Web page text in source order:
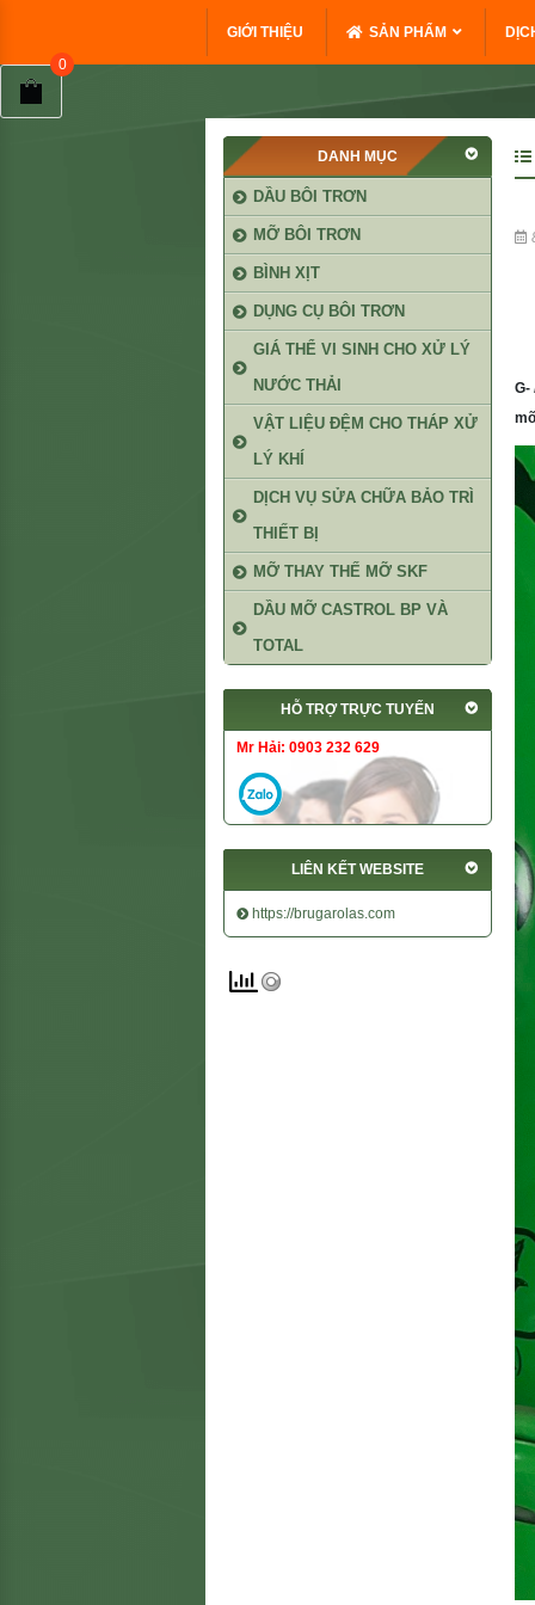
GIỚI THIỆU SẢN PHẨM
G-
DANH MỤC
DẦU BÔI TRƠN
MỠ BÔI TRƠN
BÌNH XỊT
DỤNG CỤ BÔI TRƠN
GIÁ THỂ VI SINH CHO XỬ LÝ
NƯỚC THẢI
VẬT LIỆU ĐỆM CHO THÁP XỬ
LÝ KHÍ
DỊCH VỤ SỬA CHỮA BẢO TRÌ
THIẾT BỊ
MỠ THAY THẾ MỠ SKF
DẦU MỠ CASTROL BP VÀ
TOTAL
HỖ TRỢ TRỰC TUYẾN
Mr Hải: 0903 232 629
LIÊN KẾT WEBSITE
https://brugarolas.com